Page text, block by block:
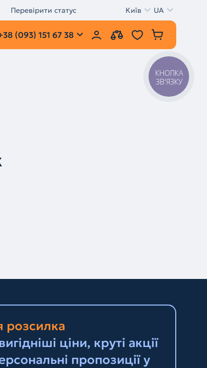
Перевірити статус Київ UA
(093) 151 67 38
розсилка
ціни, круті акції
пропозиції у
КНОПКА
ЗВ'ЯЗКУ